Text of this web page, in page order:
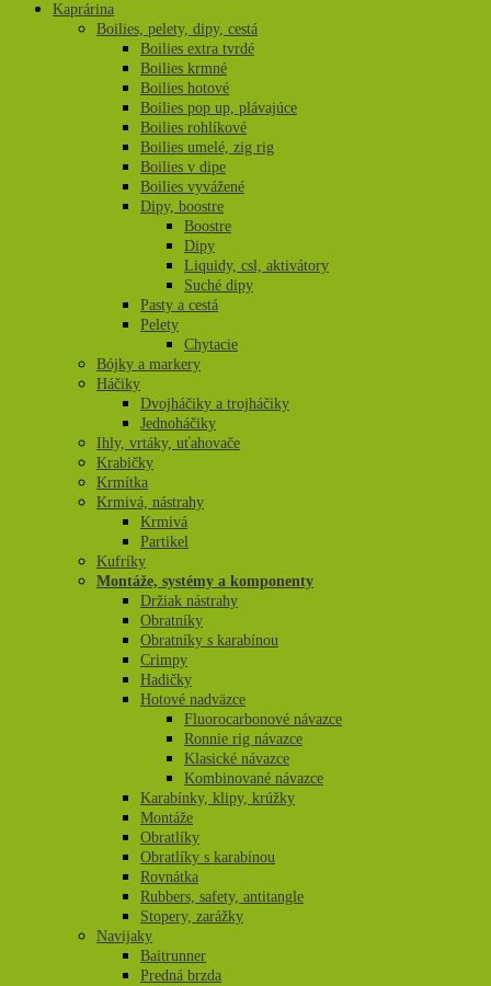
Kaprárina
Boilies, pelety, dipy, cestá
Boilies extra tvrdé
Boilies krmné
Boilies hotové
Boilies pop up, plávajúce
Boilies rohlíkové
Boilies umelé, zig rig
Boilies v dipe
Boilies vyvážené
Dipy, boostre
Boostre
Dipy
Liquidy, csl, aktivátory
Suché dipy
Pasty a cestá
Pelety
Chytacie
Bójky a markery
Háčiky
Dvojháčiky a trojháčiky
Jednoháčiky
Ihly, vrtáky, uťahovače
Krabičky
Krmítka
Krmivá, nástrahy
Krmivá
Partikel
Kufríky
Montáže, systémy a komponenty
Držiak nástrahy
Obratníky
Obratníky s karabínou
Crimpy
Hadičky
Hotové nadväzce
Fluorocarbonové návazce
Ronnie rig návazce
Klasické návazce
Kombinované návazce
Karabínky, klipy, krúžky
Montáže
Obratlíky
Obratlíky s karabínou
Rovnátka
Rubbers, safety, antitangle
Stopery, zarážky
Navijaky
Baitrunner
Predná brzda